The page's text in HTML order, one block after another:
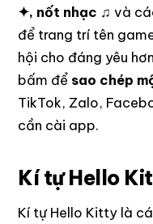
✦, nốt nhạc ♫ và
để trang trí tên
hội cho đáng yêu
bấm để sao chép
TikTok, Zalo,
cần cài app.
Kí tự Hello
Kí tự Hello Kitty là